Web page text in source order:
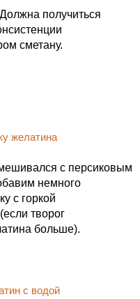
получиться
сметану.
с персиковым
немного
с горкой
творог
больше).